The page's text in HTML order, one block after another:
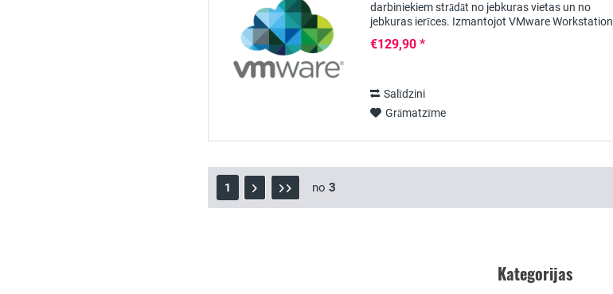
darbiniekiem strādāt no jebkuras vietas un no
jebkuras ierīces. Izmantojot VMware Workstation
€129,90 *
Salīdzini
Grāmatzīme
1 no 3
Kategorijas